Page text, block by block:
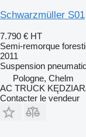
Schwarzmüller S01
7.790 € HT
Semi-remorque
2011
Suspension
Pologne, Chelm
AC TRUCK
Contacter le vendeur